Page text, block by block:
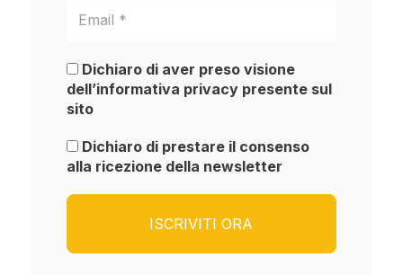
Dichiaro di aver preso visione
dell’informativa privacy presente sul
sito
Dichiaro di prestare il consenso
alla ricezione della newsletter